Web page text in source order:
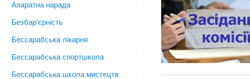
Апаратна нарада
Безбар'єрність
Бессарабська лікарня
Бессарабська спортшкола
Бессарабська школа мистецтв